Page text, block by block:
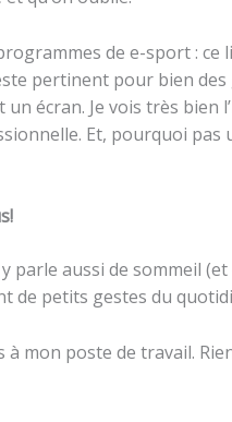
de e-sport :
pertinent pour bien
écran. Je vois très
Et, pourquoi pas
parle aussi de sommeil
de petits gestes du
mon poste de travail.